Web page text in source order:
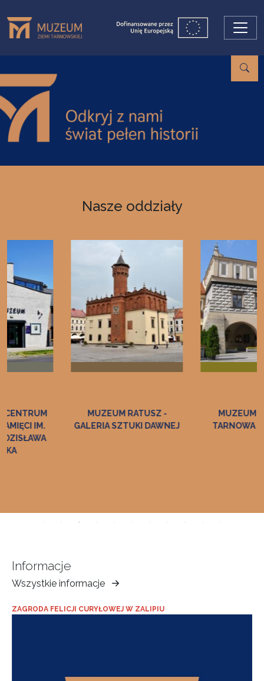
Nasze oddziały
MUZEUM RATUSZ -
GALERIA SZTUKI DAWNEJ
MUZEUM HISTORII
TARNOWA I REGIONU
Informacje
Wszystkie informacje
Muzeum
Ziemi
Tarnowskiej
ZAGRODA FELICJI CURYŁOWEJ W ZALIPIU